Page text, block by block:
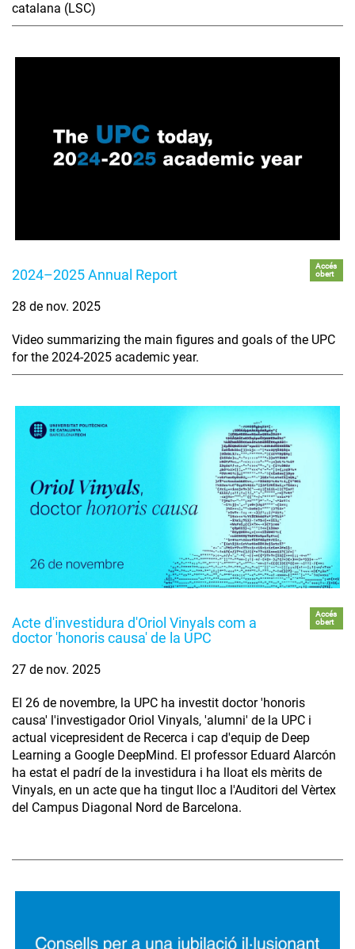
catalana (LSC)
2024–2025 Annual Report
Accés
obert
28 de nov. 2025
Video summarizing the main figures and goals of the UPC
for the 2024-2025 academic year.
Acte d'investidura d'Oriol Vinyals com a
doctor 'honoris causa' de la UPC
Accés
obert
27 de nov. 2025
El 26 de novembre, la UPC ha investit doctor 'honoris
causa' l'investigador Oriol Vinyals, 'alumni' de la UPC i
actual vicepresident de Recerca i cap d'equip de Deep
Learning a Google DeepMind. El professor Eduard Alarcón
ha estat el padrí de la investidura i ha lloat els mèrits de
Vinyals, en un acte que ha tingut lloc a l'Auditori del Vèrtex
del Campus Diagonal Nord de Barcelona.